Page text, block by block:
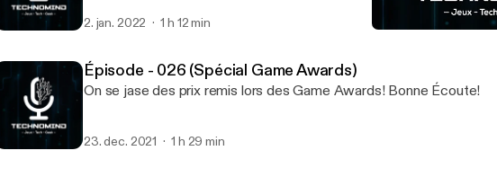
2. jan. 2022 1 h 12 min
Épisode - 026 (Spécial Game Awards)
On se jase des prix remis lors des Game Awards! Bonne Écoute!
23. dec. 2021 1 h 29 min